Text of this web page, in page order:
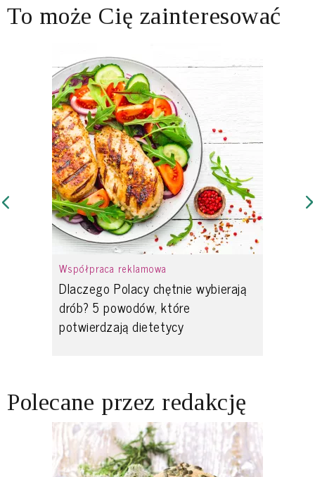
To może Cię zainteresować
Współpraca reklamowa
Dlaczego Polacy chętnie wybierają
drób? 5 powodów, które
potwierdzają dietetycy
Polecane przez redakcję